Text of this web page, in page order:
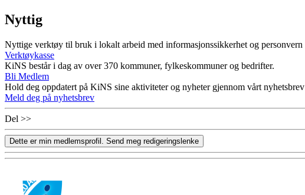
Nyttig
Nyttige verktøy til bruk i lokalt arbeid med informasjonssikkerhet og personvern
Verktøykasse
KiNS består i dag av over 370 kommuner, fylkeskommuner og bedrifter.
Bli Medlem
Hold deg oppdatert på KiNS sine aktiviteter og nyheter gjennom vårt nyhetsbrev
Meld deg på nyhetsbrev
Del >>
Dette er min medlemsprofil. Send meg redigeringslenke